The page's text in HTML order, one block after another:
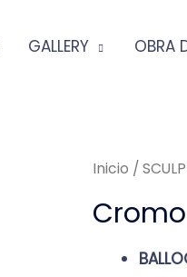
GALLERY OBRA
Inicio /